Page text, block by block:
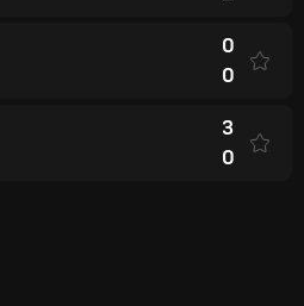
0
0
3
0